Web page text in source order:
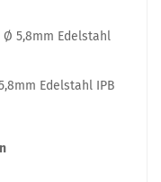
Edelstahl IPB